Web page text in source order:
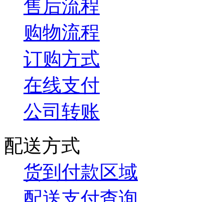
售后流程
购物流程
订购方式
在线支付
公司转账
配送方式
货到付款区域